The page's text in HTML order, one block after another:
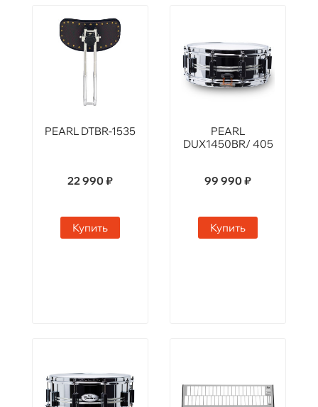
PEARL DTBR-1535
22 990 ₽
Купить
PEARL
DUX1450BR/ 405
99 990 ₽
Купить